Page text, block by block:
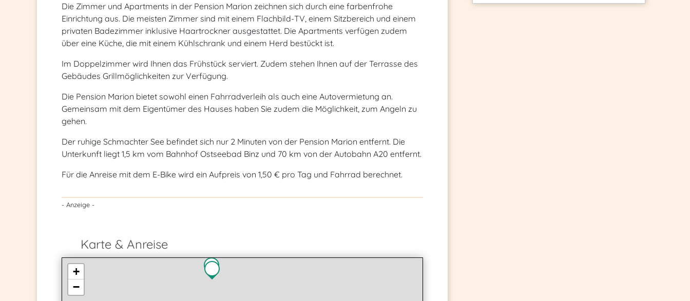
Die Zimmer und Apartments in der Pension Marion zeichnen sich durch eine farbenfrohe
Einrichtung aus. Die meisten Zimmer sind mit einem Flachbild-TV, einem Sitzbereich und einem
privaten Badezimmer inklusive Haartrockner ausgestattet. Die Apartments verfügen zudem
über eine Küche, die mit einem Kühlschrank und einem Herd bestückt ist.
Im Doppelzimmer wird Ihnen das Frühstück serviert. Zudem stehen Ihnen auf der Terrasse des
Gebäudes Grillmöglichkeiten zur Verfügung.
Die Pension Marion bietet sowohl einen Fahrradverleih als auch eine Autovermietung an.
Gemeinsam mit dem Eigentümer des Hauses haben Sie zudem die Möglichkeit, zum Angeln zu
gehen.
Der ruhige Schmachter See befindet sich nur 2 Minuten von der Pension Marion entfernt. Die
Unterkunft liegt 1,5 km vom Bahnhof Ostseebad Binz und 70 km von der Autobahn A20 entfernt.
Für die Anreise mit dem E-Bike wird ein Aufpreis von 1,50 € pro Tag und Fahrrad berechnet.
- Anzeige -
Karte & Anreise
+
−